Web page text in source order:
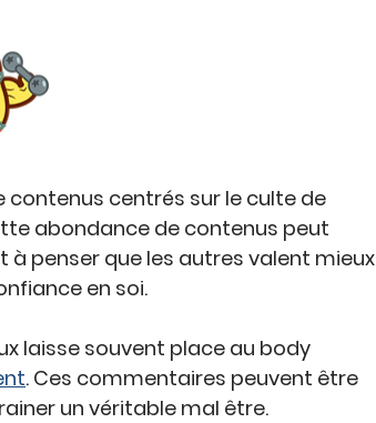
contenus centrés sur le culte de
abondance de contenus peut
à penser que les autres valent mieux
en soi.
laisse souvent place au body
. Ces commentaires peuvent être
un véritable mal être.